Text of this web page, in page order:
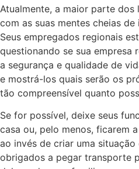
Atualmente, a maior parte dos
com as suas mentes cheias
Seus empregados regionais
questionando se sua empresa
a segurança e qualidade de
e mostrá-los quais serão os
tão compreensível quanto
Se for possível, deixe seus
casa ou, pelo menos, ficarem
ao invés de criar uma situação
obrigados a pegar transporte